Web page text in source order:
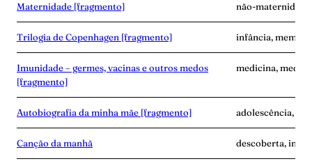
Maternidade [fragmento] não-
Trilogia de Copenhagen [fragmento] infância,
Imunidade – germes, vacinas e outros medos
[fragmento]
medicina, medo,
Autobiografia da minha mãe [fragmento] adolescência,
Canção da manhã descoberta,